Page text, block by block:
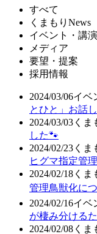
すべて
くまもりNews
イベント・講演
メディア
要望・提案
採用情報
2024/03/06イベ
とひと」お話
2024/03/03 くま
した🐾
2024/02/23 くま
ヒグマ指定管
2024/02/18 くま
管理鳥獣化に
2024/02/16イベ
が棲み分ける
2024/02/08 くま